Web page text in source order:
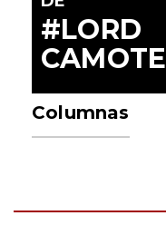
#LORD
CAMOTE
Columnas